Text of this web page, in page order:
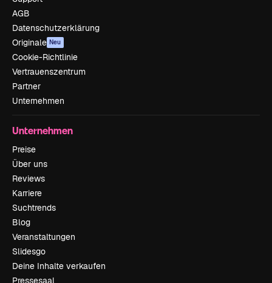
AGB
Datenschutzerklärung
Originale Neu
Cookie-Richtlinie
Vertrauenszentrum
Partner
Unternehmen
Unternehmen
Preise
Über uns
Reviews
Karriere
Suchtrends
Blog
Veranstaltungen
Slidesgo
Deine Inhalte verkaufen
Pressesaal